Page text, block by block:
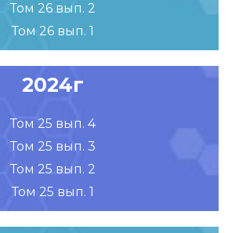
Том 26 вып. 2
Том 26 вып. 1
2024г
Том 25 вып. 4
Том 25 вып. 3
Том 25 вып. 2
Том 25 вып. 1